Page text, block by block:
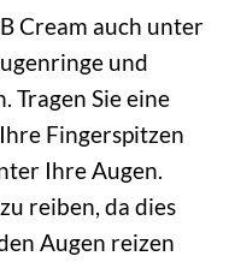
Cream auch unter
und
Tragen Sie eine
Fingerspitzen
Ihre Augen.
reiben, da dies
Augen reizen